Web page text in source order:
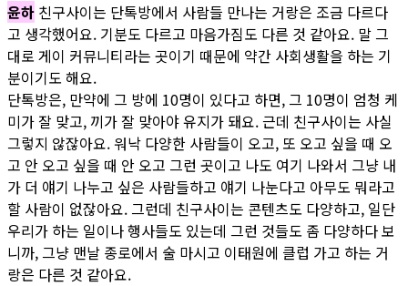
윤하 친구사이는 단톡방에서 사람들 만나는 거랑은 조금 다르다
고 생각했어요. 기분도 다르고 마음가짐도 다른 것 같아요. 말 그
대로 게이 커뮤니티라는 곳이기 때문에 약간 사회생활을 하는 기
분이기도 해요.
단톡방은, 만약에 그 방에 10명이 있다고 하면, 그 10명이 엄청 케
미가 잘 맞고, 끼가 잘 맞아야 유지가 돼요. 근데 친구사이는 사실
그렇지 않잖아요. 워낙 다양한 사람들이 오고, 또 오고 싶을 때 오
고 안 오고 싶을 때 안 오고 그런 곳이고 나도 여기 나와서 그냥 내
가 더 얘기 나누고 싶은 사람들하고 얘기 나눈다고 아무도 뭐라고
할 사람이 없잖아요. 그런데 친구사이는 콘텐츠도 다양하고, 일단
우리가 하는 일이나 행사들도 있는데 그런 것들도 좀 다양하다 보
니까, 그냥 맨날 종로에서 술 마시고 이태원에 클럽 가고 하는 거
랑은 다른 것 같아요.